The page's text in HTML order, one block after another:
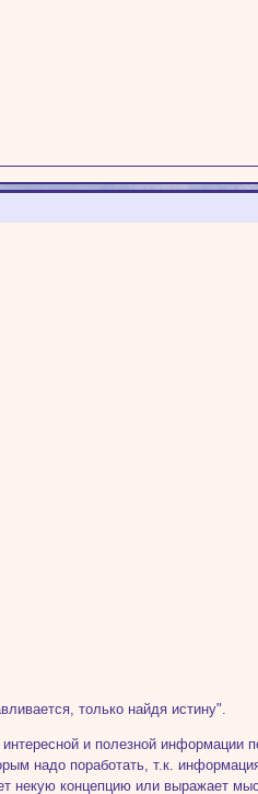
только найдя истину".
и полезной информации
надо поработать, т.к.
некую концепцию или выражает